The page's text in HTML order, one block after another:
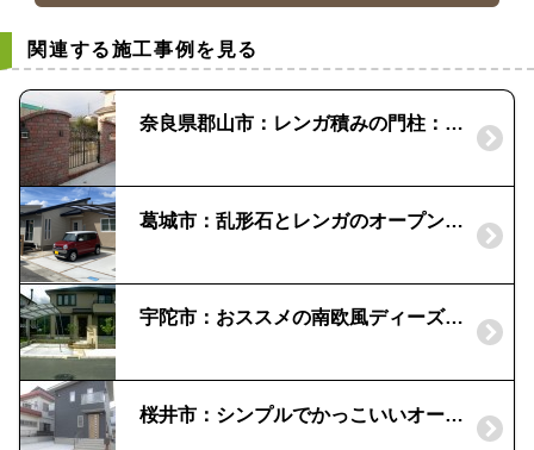
関連する施工事例を見る
奈良県郡山市：レンガ積みの門柱：かわいいポスト
葛城市：乱形石とレンガのオープン外構
宇陀市：おススメの南欧風ディーズポスト
桜井市：シンプルでかっこいいオープン外構|機能門柱FW